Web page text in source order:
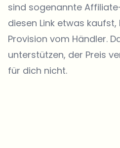
sind sogenannte
diesen Link etwas
Provision vom Händler.
unterstützen, der Preis
für dich nicht.